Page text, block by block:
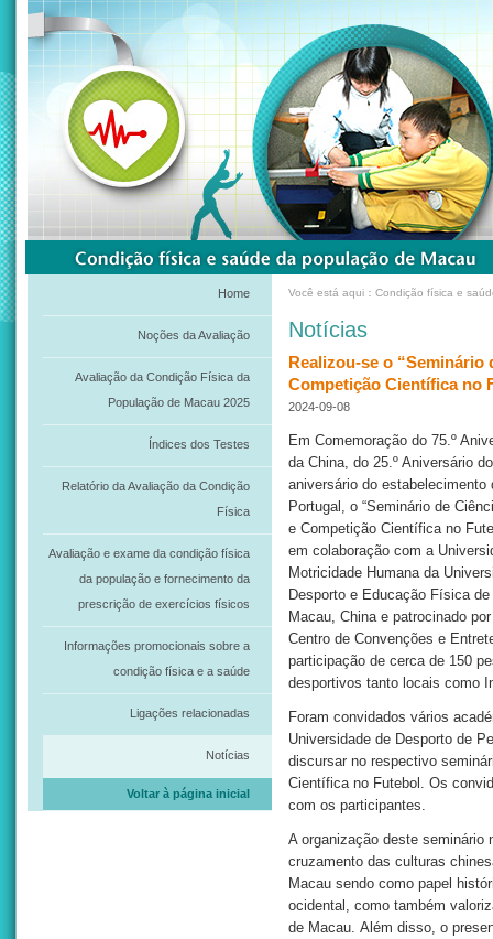
Home
Noções da Avaliação
Avaliação da Condição Física da
População de Macau 2025
Índices dos Testes
Relatório da Avaliação da Condição
Física
Avaliação e exame da condição física
da população e fornecimento da
prescrição de exercícios físicos
Informações promocionais sobre a
condição física e a saúde
Ligações relacionadas
Notícias
Voltar à página inicial
Você está aqui：Condição física e
Notícias
Realizou-se o “Seminário
Competição Científica no
2024-09-08
Em Comemoração do 75.º
da China, do 25.º Aniversário
aniversário do
Portugal, o “Seminário de
e Competição Científica no
em colaboração com a
Motricidade Humana da
Desporto e Educação Física
Macau, China e patrocinado
Centro de Convenções e
participação de cerca de 150
desportivos tanto locais como
Foram convidados vários
Universidade de Desporto de
discursar no respectivo
Científica no Futebol. Os
com os participantes.
A organização deste seminário
cruzamento das culturas
Macau sendo como papel
ocidental, como também
de Macau. Além disso, o